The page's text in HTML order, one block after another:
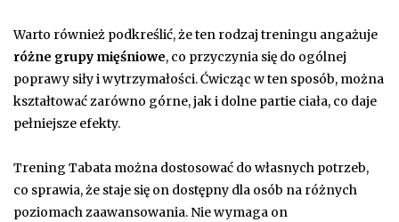
Warto również podkreślić, że ten rodzaj treningu angażuje
różne grupy mięśniowe, co przyczynia się do ogólnej
poprawy siły i wytrzymałości. Ćwicząc w ten sposób, można
kształtować zarówno górne, jak i dolne partie ciała, co daje
pełniejsze efekty.
Trening Tabata można dostosować do własnych potrzeb,
co sprawia, że staje się on dostępny dla osób na różnych
poziomach zaawansowania. Nie wymaga on